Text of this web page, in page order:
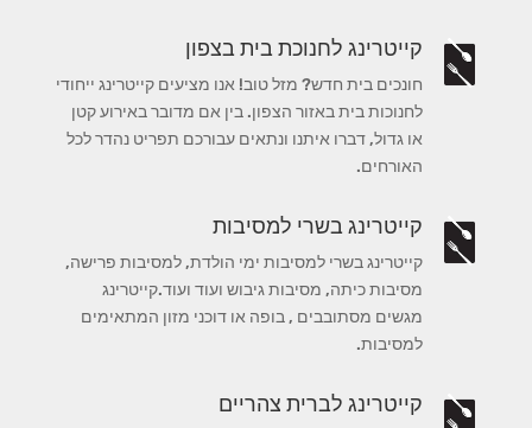
קייטרינג לחנוכת בית בצפון
חונכים בית חדש? מזל טוב! אנו מציעים קייטרינג ייחודי
לחנוכות בית באזור הצפון. בין אם מדובר באירוע קטן
או גדול, דברו איתנו ונתאים עבורכם תפריט נהדר לכל
האורחים.
קייטרינג בשרי למסיבות
קייטרינג בשרי למסיבות ימי הולדת, למסיבות פרישה,
מסיבות כיתה, מסיבות גיבוש ועוד ועוד.קייטרינג
מגשים מסתובבים , בופה או דוכני מזון המתאימים
למסיבות.
קייטרינג לברית צהריים